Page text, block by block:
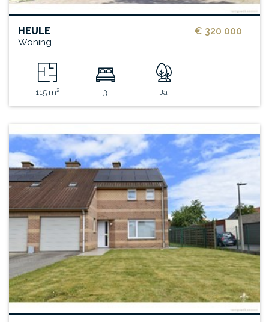
€ 320 000
HEULE
Woning
115 m² 3 Ja